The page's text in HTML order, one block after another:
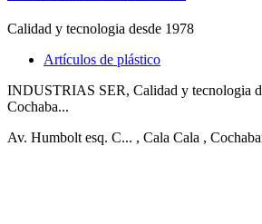
Calidad y tecnologia desde 1978
Artículos de plástico
INDUSTRIAS SER, Calidad y tecnologia
Cochaba...
Av. Humbolt esq. C... , Cala Cala ,